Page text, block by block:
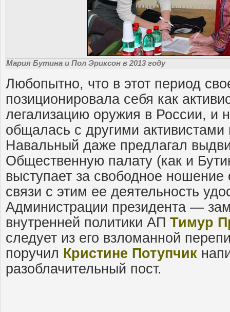
Мария Бутина и Пол Эриксон в 2013 году
Любопытно, что в этот период
позиционировала себя как
легализацию оружия в России, и
общалась с другими
Навальный даже предлагал
Общественную палату (как и
выступает за свободное
связи с этим ее деятельность
Администрации президента —
внутренней политики АП Тимур
следует из его взломанной
поручил Кристине Потупчик
разоблачительный пост.